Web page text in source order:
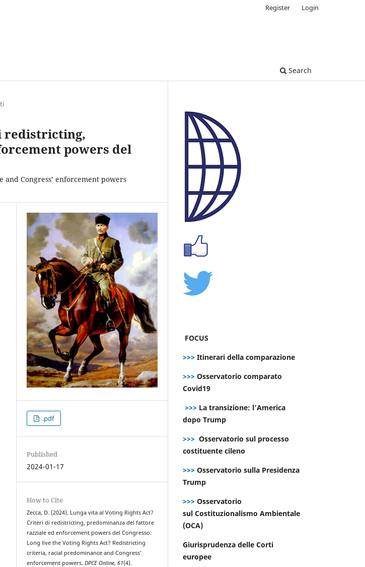
Search
Register Login
redistricting,
powers del
Congress’ enforcement powers
.pdf
Published
2024-01-17
How to Cite
Zecca, D. (2024). Lunga vita al Voting Rights Act?
Criteri di redistricting, predominanza del fattore
razziale ed enforcement powers del Congresso:
Long live the Voting Rights Act? Redistricting
criteria, racial predominance and Congress’
enforcement powers.DPCE Online,61(4).
FOCUS
>>> Itinerari della comparazione
>>> Osservatorio comparato
Covid19
>>> La transizione: l’America
dopo Trump
>>> Osservatorio sul processo
costituente cileno
>>> Osservatorio sulla Presidenza
Trump
>>> Osservatorio
sul Costituzionalismo Ambientale
(OCA)
Giurisprudenza delle Corti
europee